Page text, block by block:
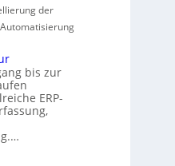
der
bis zur
ERP-